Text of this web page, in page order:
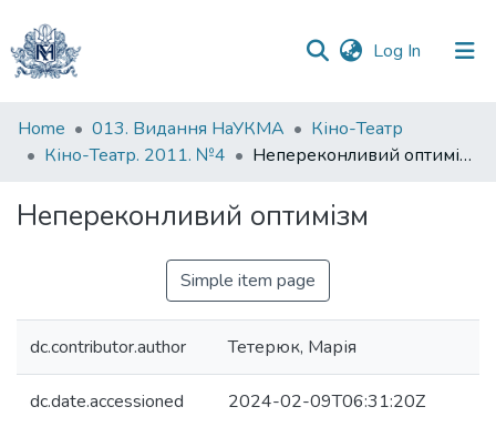
Log In (current)
Communities
&
All of DSpace
Home 013. Видання НаУКМА
Кіно-Театр
Кіно-Театр. 2011. №4
Непереконливий оптимізм
Непереконливий оптимізм
Simple item page
dc.contributor.author Тетерюк, Марія
dc.date.accessioned 2024-02-09T06:31:20Z